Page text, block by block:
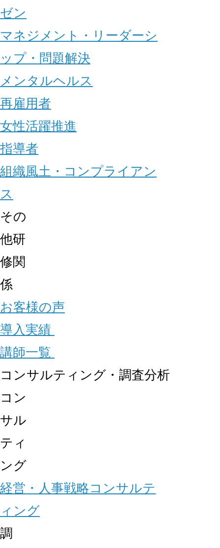
ゼン
マネジメント・リーダーシ
ップ・問題解決
メンタルヘルス
再雇用者
女性活躍推進
指導者
組織風土・コンプライアン
ス
その
他研
修関
係
お客様の声
導入実績
講師一覧
コンサルティング・調査分析
コン
サル
ティ
ング
経営・人事戦略コンサルテ
ィング
調